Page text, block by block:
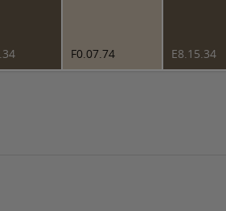
F0.07.74 E8.15.34